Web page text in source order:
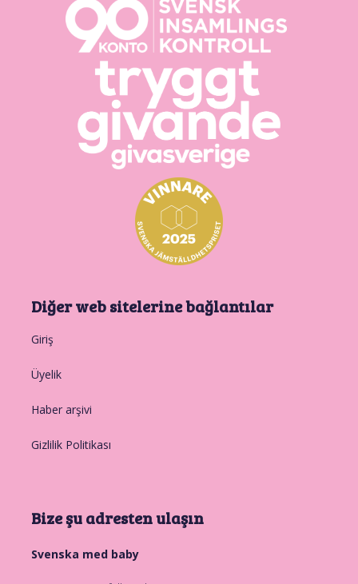
Diğer web sitelerine bağlantılar
Giriş
Üyelik
Haber arşivi
Gizlilik Politikası
Bize şu adresten ulaşın
Svenska med baby